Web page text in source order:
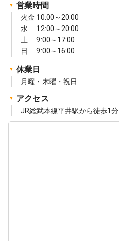
営業時間
火金 10:00～20:00
水 12:00～20:00
土 9:00～17:00
日 9:00～16:00
休業日
月曜・木曜・祝日
アクセス
JR総武本線平井駅から徒歩1分